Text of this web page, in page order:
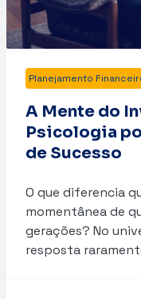
Planejamento
A Mente do
Psicologia
de Sucesso
O que diferencia
momentânea de
gerações? No
resposta